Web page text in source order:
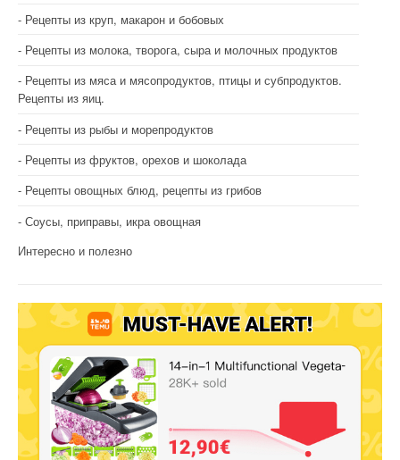
Рецепты из круп, макарон и бобовых
Рецепты из молока, творога, сыра и молочных продуктов
Рецепты из мяса и мясопродуктов, птицы и субпродуктов.
Рецепты из яиц.
Рецепты из рыбы и морепродуктов
Рецепты из фруктов, орехов и шоколада
Рецепты овощных блюд, рецепты из грибов
Соусы, приправы, икра овощная
Интересно и полезно